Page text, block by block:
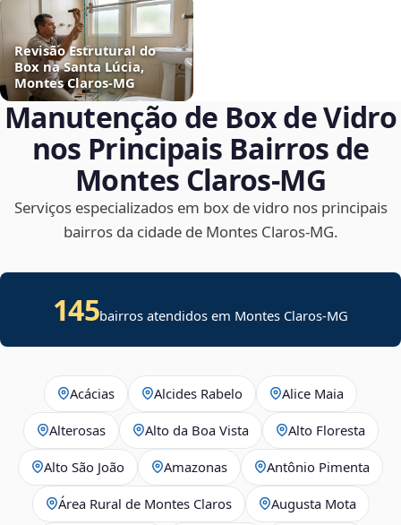
Revisão Estrutural do
Box na Santa Lúcia,
Montes Claros‑MG
Manutenção de Box de Vidro
nos Principais Bairros de
Montes Claros‑MG
Serviços especializados em box de vidro nos principais
bairros da cidade de Montes Claros‑MG.
145bairros atendidos em Montes Claros-MG
Acácias Alcides Rabelo Alice Maia
Alterosas Alto da Boa Vista Alto Floresta
Alto São João Amazonas Antônio Pimenta
Área Rural de Montes Claros Augusta Mota